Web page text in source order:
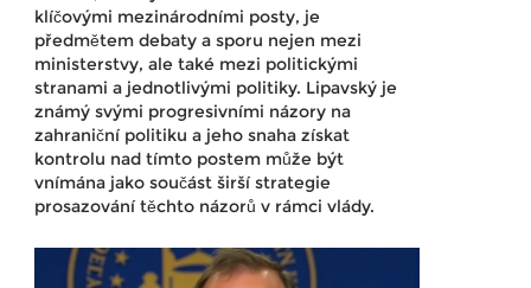
klíčovými mezinárodními posty, je
předmětem debaty a sporu nejen mezi
ministerstvy, ale také mezi politickými
stranami a jednotlivými politiky. Lipavský je
známý svými progresivními názory na
zahraniční politiku a jeho snaha získat
kontrolu nad tímto postem může být
vnímána jako součást širší strategie
prosazování těchto názorů v rámci vlády.